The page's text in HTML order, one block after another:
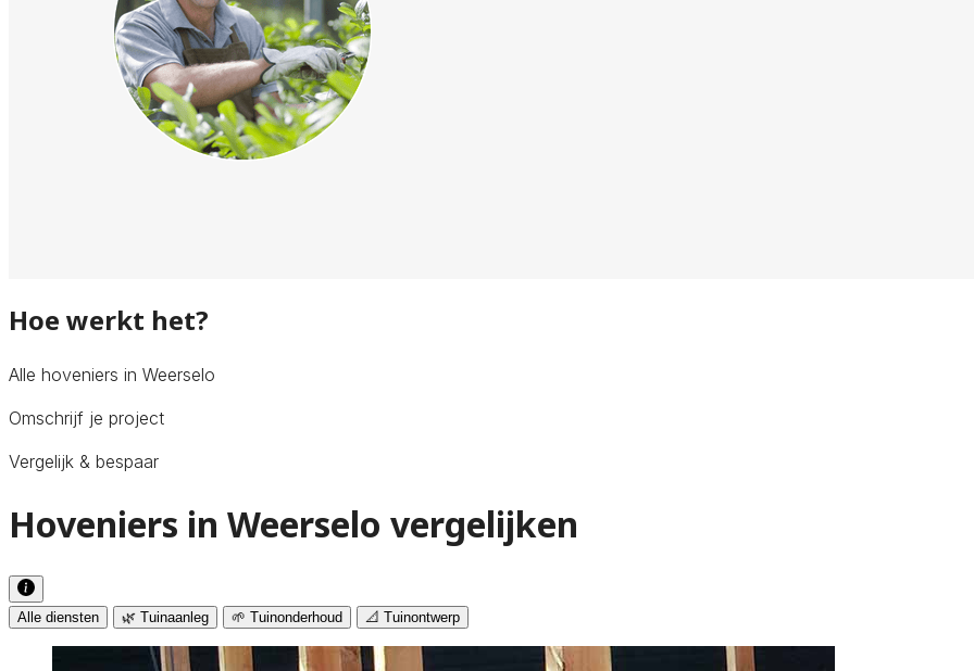
Hoe werkt het?
Alle hoveniers in Weerselo
Omschrijf je project
Vergelijk & bespaar
Hoveniers in Weerselo vergelijken
Alle diensten 🌿 Tuinaanleg 🌱 Tuinonderhoud 📐 Tuinontwerp